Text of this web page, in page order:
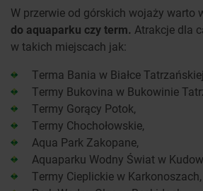
W przerwie od górskich wojaży warto
do aquaparku czy term. Atrakcje dla
w takich miejscach jak:
Terma Bania w Białce
Termy Bukovina w Bukowinie
Termy Gorący Potok,
Termy Chochołowskie,
Aqua Park Zakopane,
Aquaparku Wodny Świat w
Termy Cieplickie w Karkonoszach,